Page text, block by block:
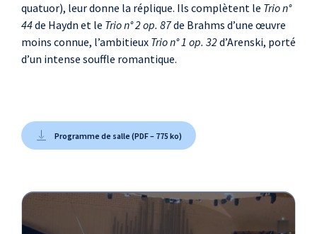
quatuor), leur donne la réplique. Ils complètent le Trio n°
44de Haydn et le Trio n° 2 op. 87de Brahms d’une œuvre
moins connue, l’ambitieux Trio n° 1 op. 32d’Arenski, porté
d’un intense souffle romantique.
Programme de salle (PDF – 775 ko)